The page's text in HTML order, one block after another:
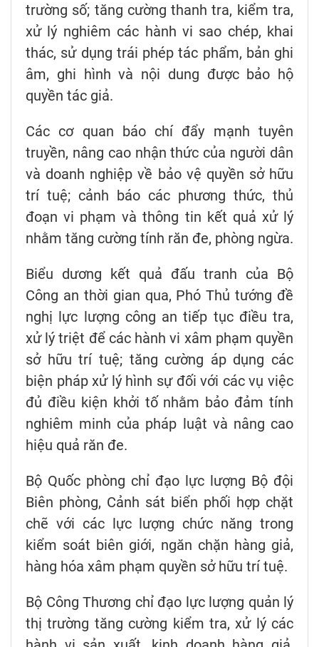
trường số; tăng cường thanh tra, kiểm tra,
xử lý nghiêm các hành vi sao chép, khai
thác, sử dụng trái phép tác phẩm, bản ghi
âm, ghi hình và nội dung được bảo hộ
quyền tác giả.
Các cơ quan báo chí đẩy mạnh tuyên
truyền, nâng cao nhận thức của người dân
và doanh nghiệp về bảo vệ quyền sở hữu
trí tuệ; cảnh báo các phương thức, thủ
đoạn vi phạm và thông tin kết quả xử lý
nhằm tăng cường tính răn đe, phòng ngừa.
Biểu dương kết quả đấu tranh của Bộ
Công an thời gian qua, Phó Thủ tướng đề
nghị lực lượng công an tiếp tục điều tra,
xử lý triệt để các hành vi xâm phạm quyền
sở hữu trí tuệ; tăng cường áp dụng các
biện pháp xử lý hình sự đối với các vụ việc
đủ điều kiện khởi tố nhằm bảo đảm tính
nghiêm minh của pháp luật và nâng cao
hiệu quả răn đe.
Bộ Quốc phòng chỉ đạo lực lượng Bộ đội
Biên phòng, Cảnh sát biển phối hợp chặt
chẽ với các lực lượng chức năng trong
kiểm soát biên giới, ngăn chặn hàng giả,
hàng hóa xâm phạm quyền sở hữu trí tuệ.
Bộ Công Thương chỉ đạo lực lượng quản lý
thị trường tăng cường kiểm tra, xử lý các